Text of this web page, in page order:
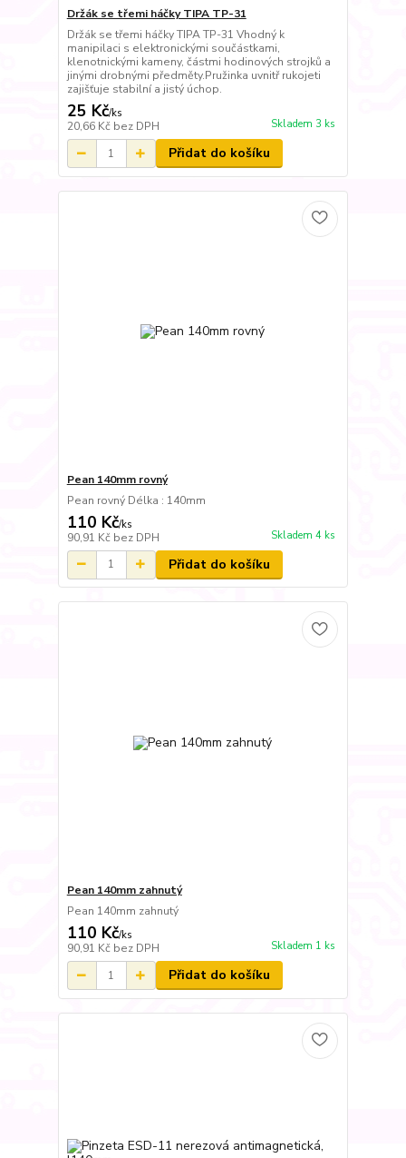
Držák se třemi háčky TIPA TP-31
Držák se třemi háčky TIPA TP-31 Vhodný k
manipilaci s elektronickými součástkami,
klenotnickými kameny, částmi hodinových strojků a
jinými drobnými předměty.Pružinka uvnitř rukojeti
zajišťuje stabilní a jistý úchop.
25 Kč/ks
20,66 Kč bez DPH Skladem 3 ks
Přidat do košíku
Pean 140mm rovný
Pean rovný Délka : 140mm
110 Kč/ks
90,91 Kč bez DPH Skladem 4 ks
Přidat do košíku
Pean 140mm zahnutý
Pean 140mm zahnutý
110 Kč/ks
90,91 Kč bez DPH Skladem 1 ks
Přidat do košíku